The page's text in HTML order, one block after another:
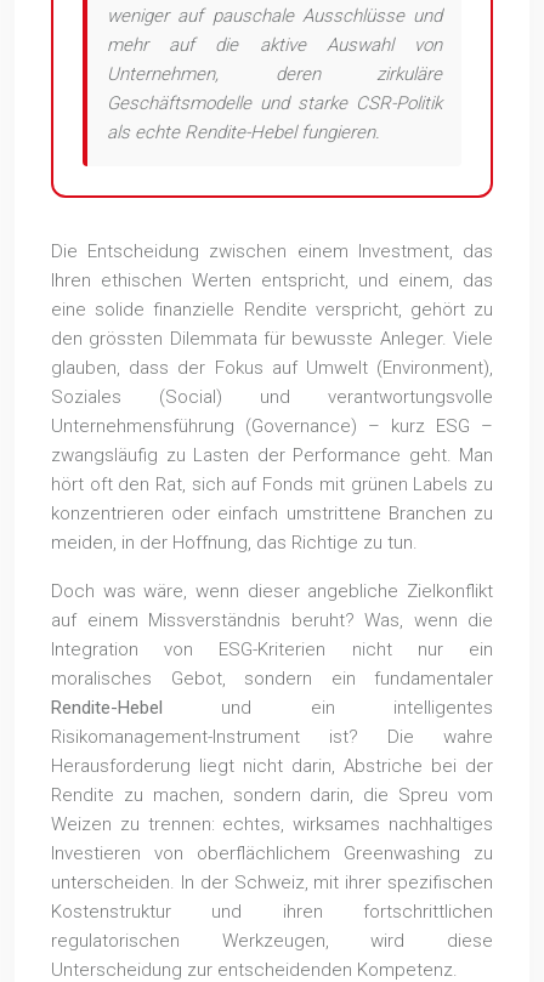
weniger auf pauschale Ausschlüsse und
mehr auf die aktive Auswahl von
Unternehmen, deren zirkuläre
Geschäftsmodelle und starke CSR-Politik
als echte Rendite-Hebel fungieren.
Die Entscheidung zwischen einem Investment, das
Ihren ethischen Werten entspricht, und einem, das
eine solide finanzielle Rendite verspricht, gehört zu
den grössten Dilemmata für bewusste Anleger. Viele
glauben, dass der Fokus auf Umwelt (Environment),
Soziales (Social) und verantwortungsvolle
Unternehmensführung (Governance) – kurz ESG –
zwangsläufig zu Lasten der Performance geht. Man
hört oft den Rat, sich auf Fonds mit grünen Labels zu
konzentrieren oder einfach umstrittene Branchen zu
meiden, in der Hoffnung, das Richtige zu tun.
Doch was wäre, wenn dieser angebliche Zielkonflikt
auf einem Missverständnis beruht? Was, wenn die
Integration von ESG-Kriterien nicht nur ein
moralisches Gebot, sondern ein fundamentaler
Rendite-Hebel und ein intelligentes
Risikomanagement-Instrument ist? Die wahre
Herausforderung liegt nicht darin, Abstriche bei der
Rendite zu machen, sondern darin, die Spreu vom
Weizen zu trennen: echtes, wirksames nachhaltiges
Investieren von oberflächlichem Greenwashing zu
unterscheiden. In der Schweiz, mit ihrer spezifischen
Kostenstruktur und ihren fortschrittlichen
regulatorischen Werkzeugen, wird diese
Unterscheidung zur entscheidenden Kompetenz.